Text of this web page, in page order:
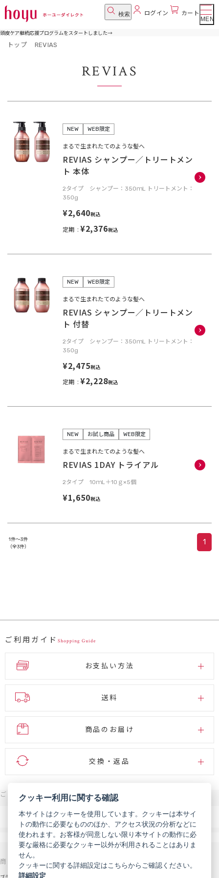
検索 ログイン
カート
MENU
頭皮ケア継続応援プログラムをスタートしました→
トップ REVIAS
REVIAS
NEW WEB限定
まるで生まれたてのような髪へ
REVIAS シャンプー／トリートメン
ト 本体
2タイプ シャンプー：350ｍL トリートメント：
350g
¥2,640税込
定期 ¥2,376税込
NEW WEB限定
まるで生まれたてのような髪へ
REVIAS シャンプー／トリートメン
ト 付替
2タイプ シャンプー：350ｍL トリートメント：
350g
¥2,475税込
定期 ¥2,228税込
NEW お試し商品 WEB限定
まるで生まれたてのような髪へ
REVIAS 1DAY トライアル
2タイプ 10ｍL＋10ｇ×5個
¥1,650税込
1件～3件
（全3件）
1
ご利用ガイド Shopping Guide
お支払い方法
送料
商品のお届け
交換・返品
ご注文・お問い合わせはこちら
電話 0120-007-444
受付時間 9:00～18:00（年末年始などを除く）
メール お問い合わせフォーム
商品を探す サポート
クッキー利用に関する確認
本サイトはクッキーを使用しています。クッキーは本サイ
トの動作に必要なもののほか、アクセス状況の分析などに
使われます。お客様が同意しない限り本サイトの動作に必
要な厳格に必要なクッキー以外が利用されることはありま
せん。
クッキーに関する詳細設定はこちらからご確認ください。
詳細設定